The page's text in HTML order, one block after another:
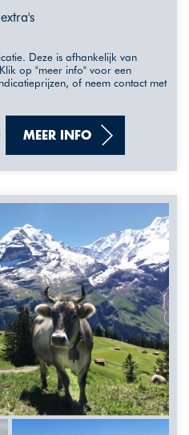
Deze is afhankelijk van
op "meer info" voor een
of neem contact met
MEER INFO